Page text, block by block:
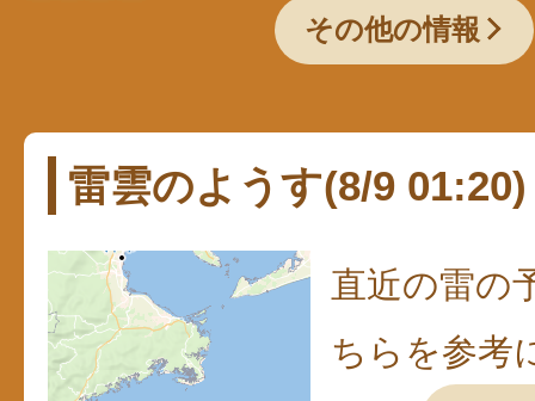
その他の情報
雷雲のようす(8/9 01:20)
直近の雷の
ちらを参考